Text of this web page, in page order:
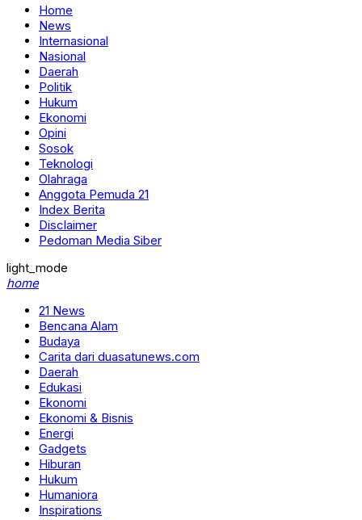
Home
News
Internasional
Nasional
Daerah
Politik
Hukum
Ekonomi
Opini
Sosok
Teknologi
Olahraga
Anggota Pemuda 21
Index Berita
Disclaimer
Pedoman Media Siber
light_mode
home
21 News
Bencana Alam
Budaya
Carita dari duasatunews.com
Daerah
Edukasi
Ekonomi
Ekonomi & Bisnis
Energi
Gadgets
Hiburan
Hukum
Humaniora
Inspirations